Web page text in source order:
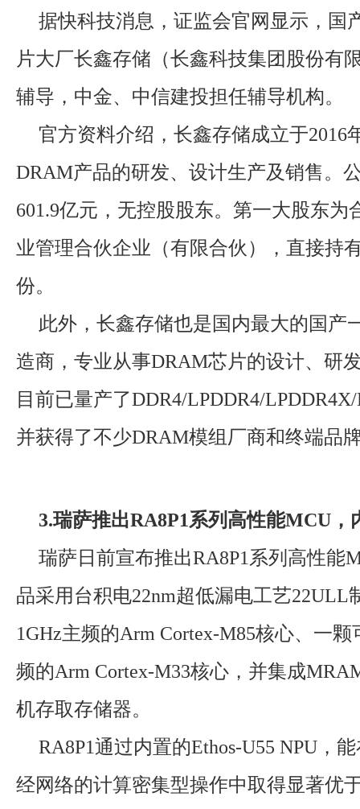
据快科技消息，证监会官网显示，国
片大厂长鑫存储（长鑫科技集团股份有
辅导，中金、中信建投担任辅导机构。
官方资料介绍，长鑫存储成立于2016
DRAM产品的研发、设计生产及销售。
601.9亿元，无控股股东。第一大股东为
业管理合伙企业（有限合伙），直接持
份。
此外，长鑫存储也是国内最大的国产
造商，专业从事DRAM芯片的设计、研
目前已量产了DDR4/LPDDR4/
并获得了不少DRAM模组厂商和终端品
3.瑞萨推出RA8P1系列高性能MCU，
瑞萨日前宣布推出RA8P1系列高性能
品采用台积电22nm超低漏电工艺22ULL
1GHz主频的Arm Cortex-M85核心、一颗
频的Arm Cortex-M33核心，并集成
机存取存储器。
RA8P1通过内置的Ethos-U55 NPU，
经网络的计算密集型操作中取得显著优